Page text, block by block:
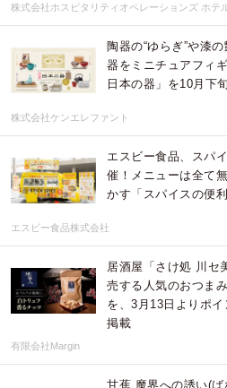
株式会社ホスピタリティオペレーションズ ホテ
陶器の“ゆらぎ”や漆
器をミニチュアフィ
日本の器」を10月下
株式会社ケンエレファント
エスビー食品、スパ
催！メニューは全て
かす「スパイスの便
エスビー食品株式会社
居酒屋「さけ処 川セ
売する人気のおつま
を、3月13日よりポ
掲載
有限会社Margin
甘蕉 魔界への誘い(